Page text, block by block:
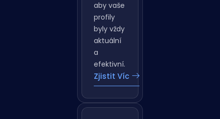
atraktivní
obsah a
zajistíme,
aby vaše
profily
byly vždy
aktuální
a
efektivní.